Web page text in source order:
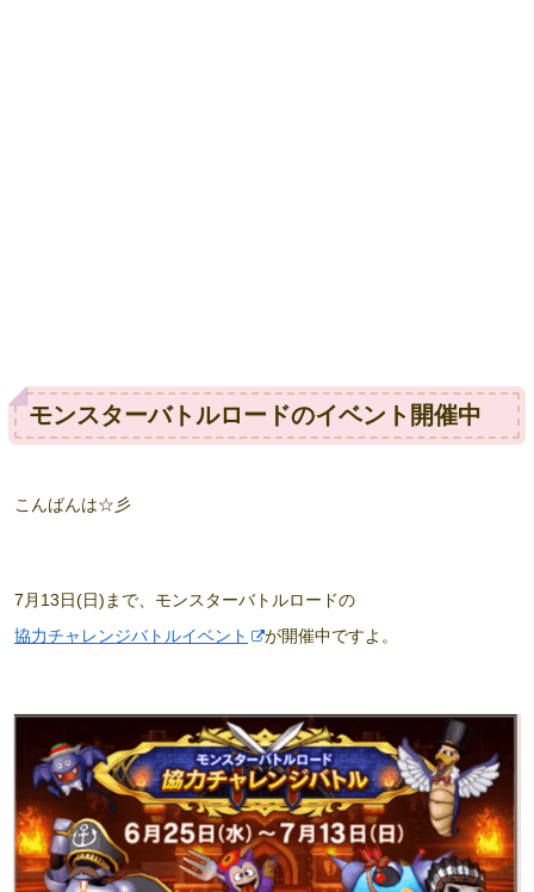
モンスターバトルロードのイベント開催中
こんばんは☆彡
7月13日(日)まで、モンスターバトルロードの
協力チャレンジバトルイベント
が開催中ですよ。